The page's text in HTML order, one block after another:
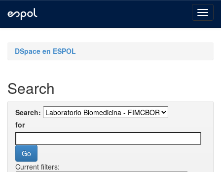
navigationDSpace en ESPOL
Search
Search:
for
Current filters: